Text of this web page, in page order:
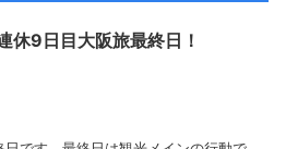
休9日目大阪旅最終日！